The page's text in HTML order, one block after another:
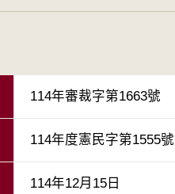
114年審裁字第1663號
114年度憲民字第1555號
114年12月15日